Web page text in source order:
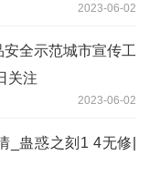
2023-06-02
全示范城市宣传工
关注
2023-06-02
_蛊惑之刻1 4无修|